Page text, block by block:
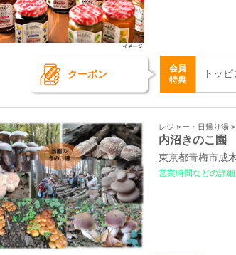
クーポン
会員
特典
トッ
レジャー・日帰り湯
内沼きのこ園
東京都青梅市成
営業時間などの詳